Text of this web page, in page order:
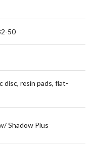
50
disc, resin pads, flat-
Shadow Plus